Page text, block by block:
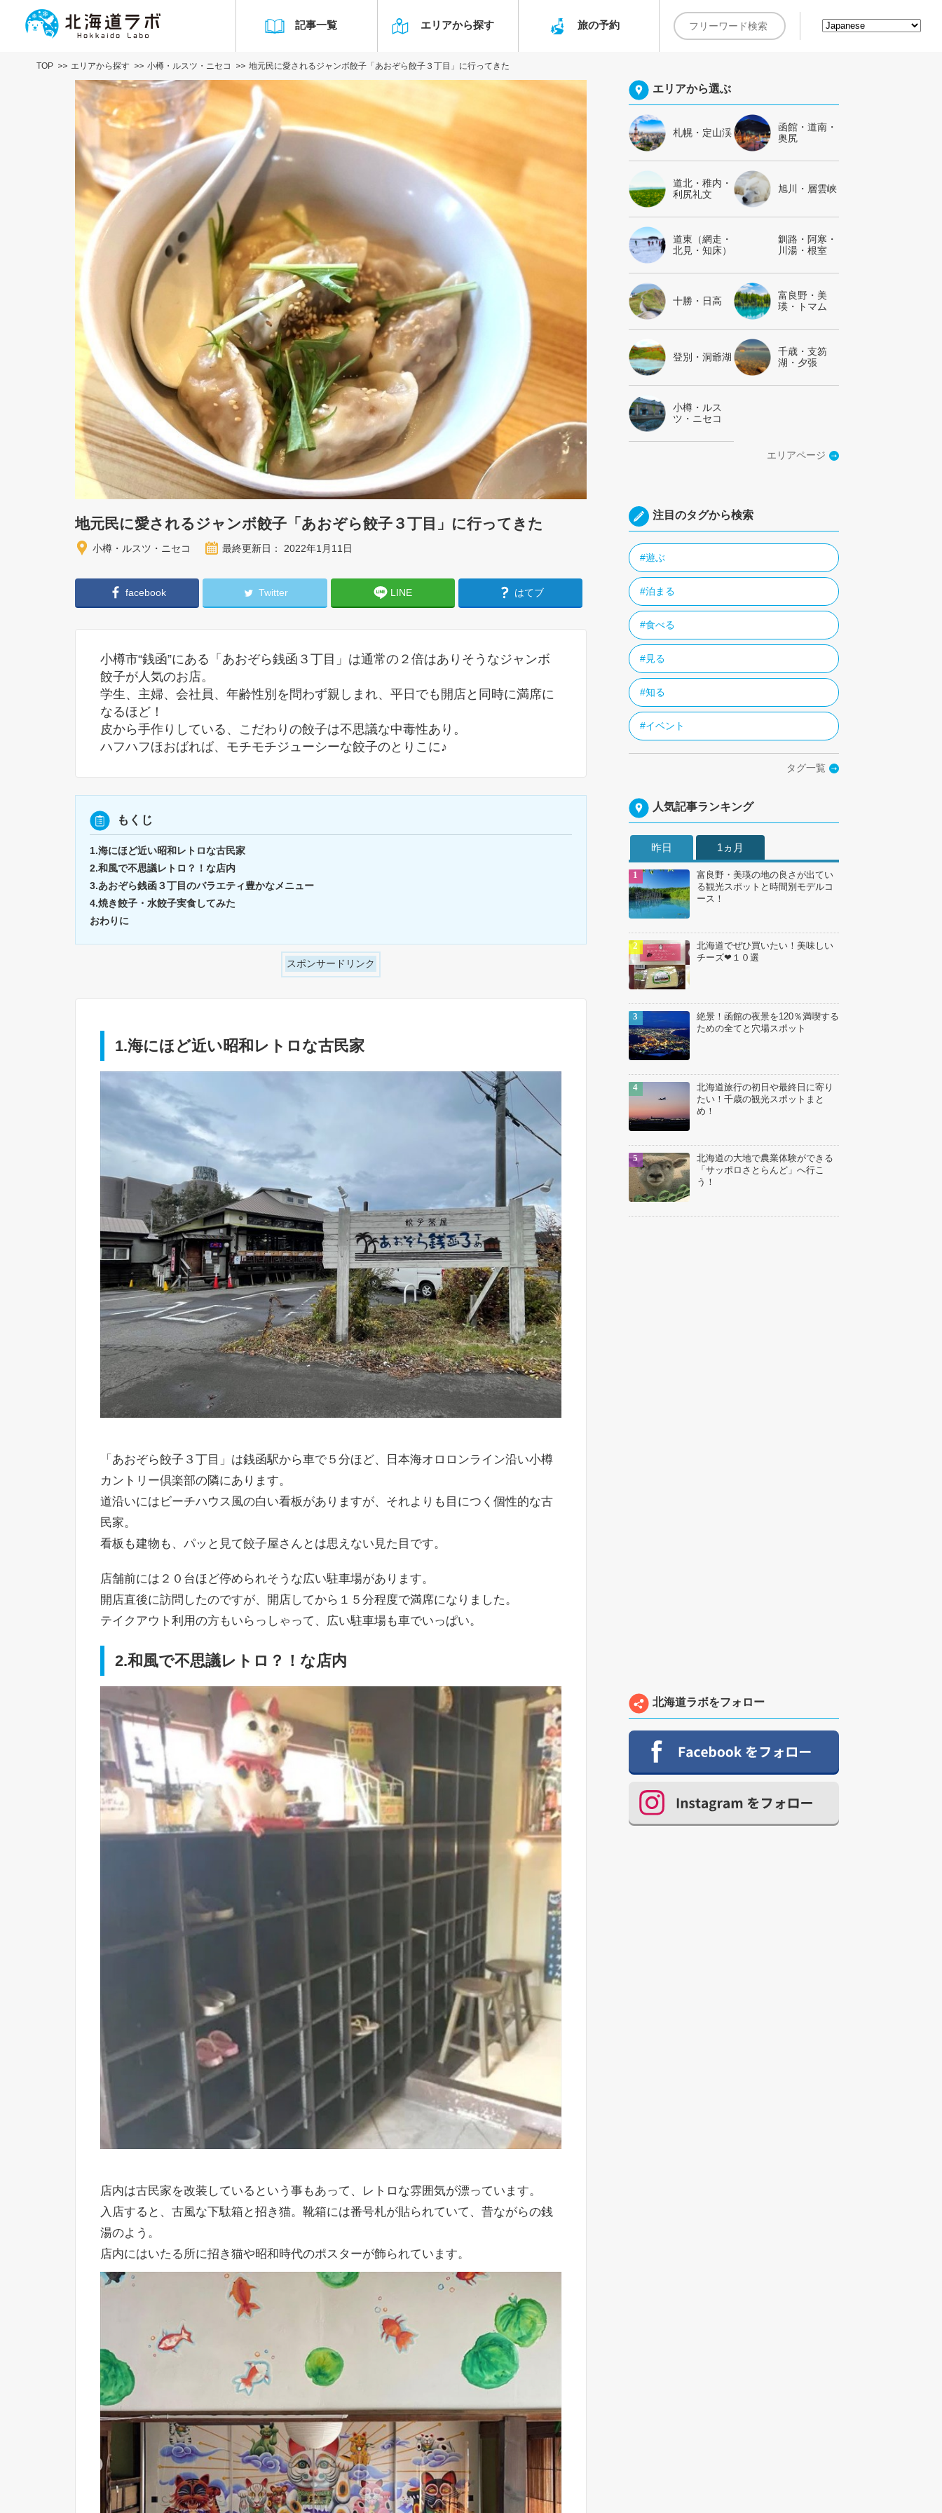
記事一覧 エリアから探す 旅の予約
TOP エリアから探す 小樽・ルスツ・ニセコ 地元民に愛されるジャンボ餃子「あおぞら餃子３丁目」に行ってきた
地元民に愛されるジャンボ餃子「あおぞら餃子３丁目」に行ってきた
小樽・ルスツ・ニセコ 最終更新日： 2022年1月11日
facebook Twitter LINE はてブ
小樽市“銭函”にある「あおぞら銭函３丁目」は通常の２倍はありそうなジャンボ
餃子が人気のお店。
学生、主婦、会社員、年齢性別を問わず親しまれ、平日でも開店と同時に満席に
なるほど！
皮から手作りしている、こだわりの餃子は不思議な中毒性あり。
ハフハフほおばれば、モチモチジューシーな餃子のとりこに♪
もくじ
1.海にほど近い昭和レトロな古民家
2.和風で不思議レトロ？！な店内
3.あおぞら銭函３丁目のバラエティ豊かなメニュー
4.焼き餃子・水餃子実食してみた
おわりに
スポンサードリンク
1.海にほど近い昭和レトロな古民家
「あおぞら餃子３丁目」は銭函駅から車で５分ほど、日本海オロロンライン沿い小樽
カントリー倶楽部の隣にあります。
道沿いにはビーチハウス風の白い看板がありますが、それよりも目につく個性的な古
民家。
看板も建物も、パッと見て餃子屋さんとは思えない見た目です。
店舗前には２０台ほど停められそうな広い駐車場があります。
開店直後に訪問したのですが、開店してから１５分程度で満席になりました。
テイクアウト利用の方もいらっしゃって、広い駐車場も車でいっぱい。
2.和風で不思議レトロ？！な店内
店内は古民家を改装しているという事もあって、レトロな雰囲気が漂っています。
入店すると、古風な下駄箱と招き猫。靴箱には番号札が貼られていて、昔ながらの銭
湯のよう。
店内にはいたる所に招き猫や昭和時代のポスターが飾られています。
エリアから選ぶ
札幌・定山渓
函館・道南・
奥尻
道北・稚内・
利尻礼文
旭川・層雲峡
道東（網走・
北見・知床）
釧路・阿寒・
川湯・根室
十勝・日高
富良野・美
瑛・トマム
登別・洞爺湖
千歳・支笏
湖・夕張
小樽・ルス
ツ・ニセコ
エリアページ
注目のタグから検索
#遊ぶ
#泊まる
#食べる
#見る
#知る
#イベント
タグ一覧
人気記事ランキング
昨日 1ヵ月
富良野・美瑛の地の良さが出てい
る観光スポットと時間別モデルコ
ース！
北海道でぜひ買いたい！美味しい
チーズ❤１０選
絶景！函館の夜景を120％満喫する
ための全てと穴場スポット
北海道旅行の初日や最終日に寄り
たい！千歳の観光スポットまと
め！
北海道の大地で農業体験ができる
「サッポロさとらんど」へ行こ
う！
北海道ラボをフォロー